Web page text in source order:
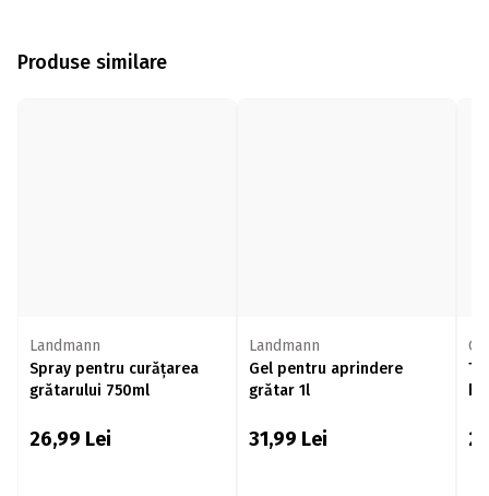
Produse similare
Landmann
Spray pentru curățarea
grătarului 750ml
26,99 Lei
Landmann
Gel pentru aprindere
grătar 1l
31,99 Lei